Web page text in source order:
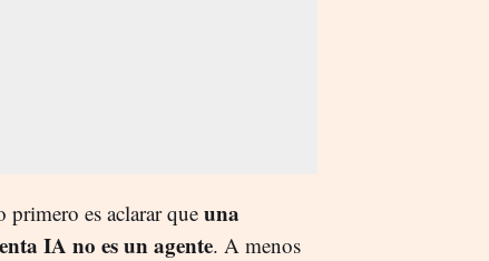
primero es aclarar que una
IA no es un agente. A menos